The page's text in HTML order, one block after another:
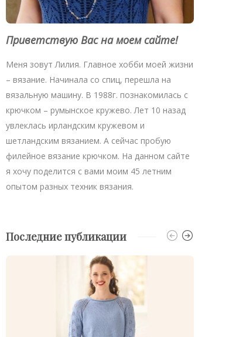
Приветствую Вас на моем сайте!
Меня зовут Лилия. Главное хобби моей жизни
– вязание. Начинала со спиц, перешла на
вязальную машину. В 1988г. познакомилась с
крючком – румынское кружево. Лет 10 назад
увлеклась ирландским кружевом и
шетландским вязанием. А сейчас пробую
филейное вязание крючком. На данном сайте
я хочу поделится с вами моим 45 летним
опытом разных техник вязания.
Последние публикации